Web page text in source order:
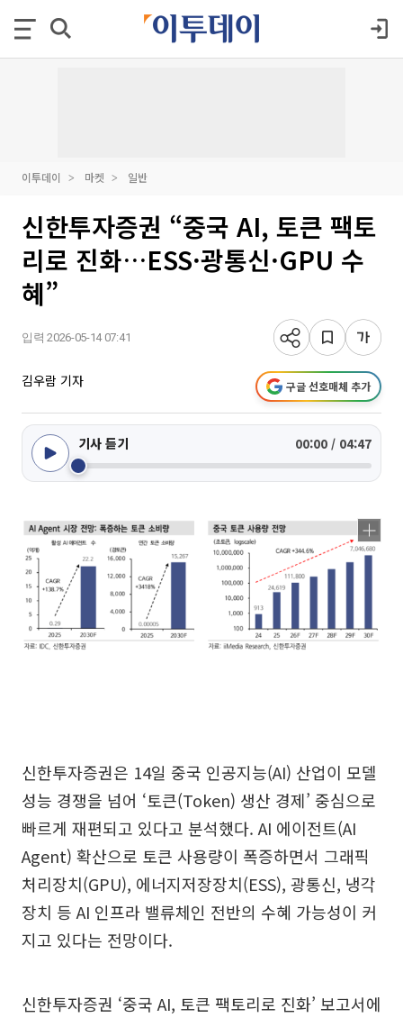
이투데이 마켓 일반
신한투자증권 “중국 AI, 토큰 팩토
리로 진화…ESS·광통신·GPU 수
혜”
입력 2026-05-14 07:41
김우람 기자 구글 선호매체 추가
기사 듣기 00:00 / 04:47
신한투자증권은 14일 중국 인공지능(AI) 산업이 모델
성능 경쟁을 넘어 ‘토큰(Token) 생산 경제’ 중심으로
빠르게 재편되고 있다고 분석했다. AI 에이전트(AI
Agent) 확산으로 토큰 사용량이 폭증하면서 그래픽
처리장치(GPU), 에너지저장장치(ESS), 광통신, 냉각
장치 등 AI 인프라 밸류체인 전반의 수혜 가능성이 커
지고 있다는 전망이다.
신한투자증권 ‘중국 AI, 토큰 팩토리로 진화’ 보고서에